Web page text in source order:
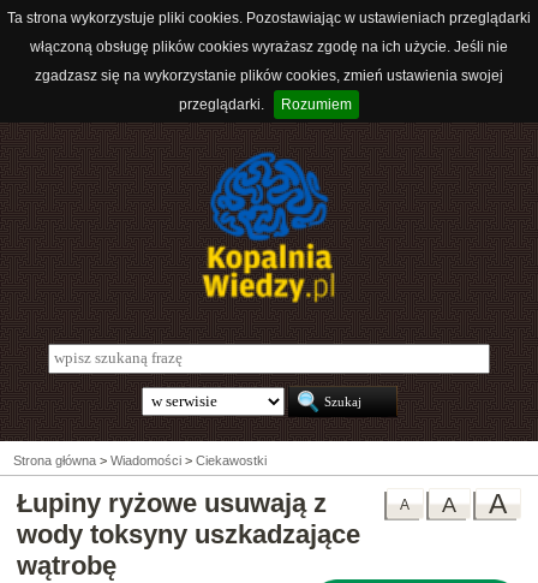
Ta strona wykorzystuje pliki cookies. Pozostawiając w ustawieniach przeglądarki
włączoną obsługę plików cookies wyrażasz zgodę na ich użycie. Jeśli nie
zgadzasz się na wykorzystanie plików cookies, zmień ustawienia swojej
przeglądarki.
Rozumiem
Strona główna > Wiadomości > Ciekawostki
A
A
A
Łupiny ryżowe usuwają z
wody toksyny uszkadzające
wątrobę